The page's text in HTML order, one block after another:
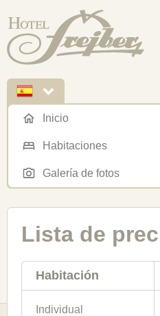
Inicio
Habitaciones
Galería de fotos
Lista de
Habitación
Individual